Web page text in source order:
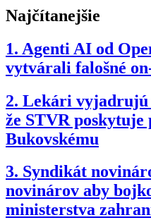
Najčítanejšie
1. Agenti AI od
vytvárali falošné
2. Lekári vyjadrujú
že STVR
Bukovskému
3. Syndikát
novinárov aby
ministerstva